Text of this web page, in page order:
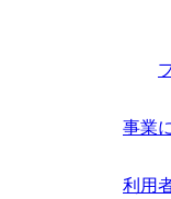
事業
利用